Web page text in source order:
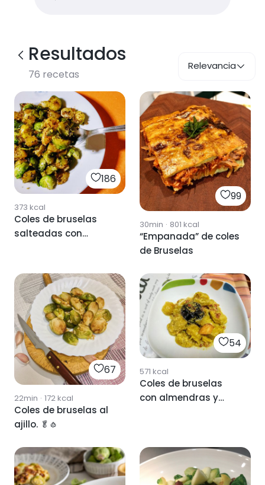
Resultados
76 recetas
Relevancia
186
373 kcal
Coles de bruselas
salteadas con
99
30min · 801 kcal
“Empanada” de coles
de Bruselas
67
22min · 172kcal
Coles de bruselas al
ajillo. 🥬🧄
54
571 kcal
Coles de bruselas
con almendras y